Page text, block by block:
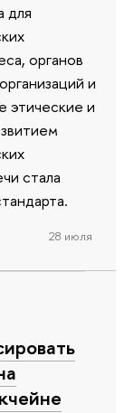
для
органов
и
этические и
стала
28 июля